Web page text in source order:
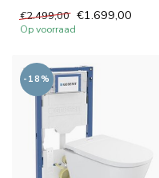
met de Vitra V-Care ...
€2.499,00 €1.699,00
Op voorraad
-18%